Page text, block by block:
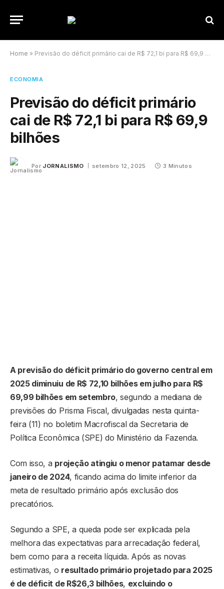
Home » Previsão do déficit primário cai de R$ 72,1 bi para R$ 69,9 bilhões
ECONOMIA
Previsão do déficit primário
cai de R$ 72,1 bi para R$ 69,9
bilhões
Por JORNALISMO setembro 12, 2025 3 Minutos
A previsão do déficit primário do governo central em
2025 diminuiu de R$ 72,10 bilhões em julho para R$
69,99 bilhões em setembro, segundo a mediana de
previsões do Prisma Fiscal, divulgadas nesta quinta-
feira (11) no boletim Macrofiscal da Secretaria de
Política Econômica (SPE) do Ministério da Fazenda.
Com isso, a projeção atingiu o menor patamar desde
janeiro de 2024, ficando acima do limite inferior da
meta de resultado primário após exclusão dos
precatórios.
Segundo a SPE, a queda pode ser explicada pela
melhora das expectativas para arrecadação federal,
bem como para a receita líquida. Após as novas
estimativas, o resultado primário projetado para 2025
é de déficit de R$26,3 bilhões, excluindo o